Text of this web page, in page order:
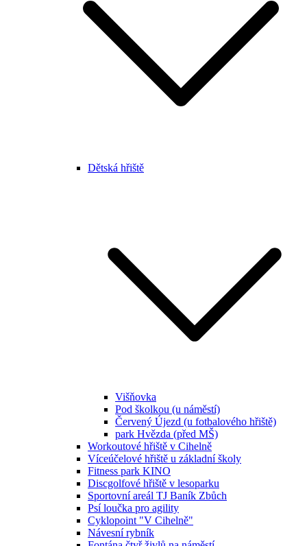
Dětská hřiště
Višňovka
Pod školkou (u náměstí)
Červený Újezd (u fotbalového hřiště)
park Hvězda (před MŠ)
Workoutové hřiště v Cihelně
Víceúčelové hřiště u základní školy
Fitness park KINO
Discgolfové hřiště v lesoparku
Sportovní areál TJ Baník Zbůch
Psí loučka pro agility
Cyklopoint "V Cihelně"
Návesní rybník